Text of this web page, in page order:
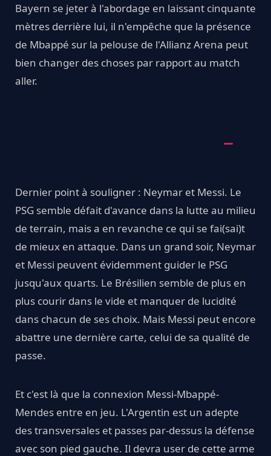
Bayern se jeter à l'abordage en laissant cinquante
mètres derrière lui, il n'empêche que la présence
de Mbappé sur la pelouse de l'Allianz Arena peut
bien changer des choses par rapport au match
aller.
Dernier point à souligner : Neymar et Messi. Le
PSG semble défait d'avance dans la lutte au milieu
de terrain, mais a en revanche ce qui se fai(sai)t
de mieux en attaque. Dans un grand soir, Neymar
et Messi peuvent évidemment guider le PSG
jusqu'aux quarts. Le Brésilien semble de plus en
plus courir dans le vide et manquer de lucidité
dans chacun de ses choix. Mais Messi peut encore
abattre une dernière carte, celui de sa qualité de
passe.
Et c'est là que la connexion Messi-Mbappé-
Mendes entre en jeu. L'Argentin est un adepte
des transversales et passes par-dessus la défense
avec son pied gauche. Il devra user de cette arme